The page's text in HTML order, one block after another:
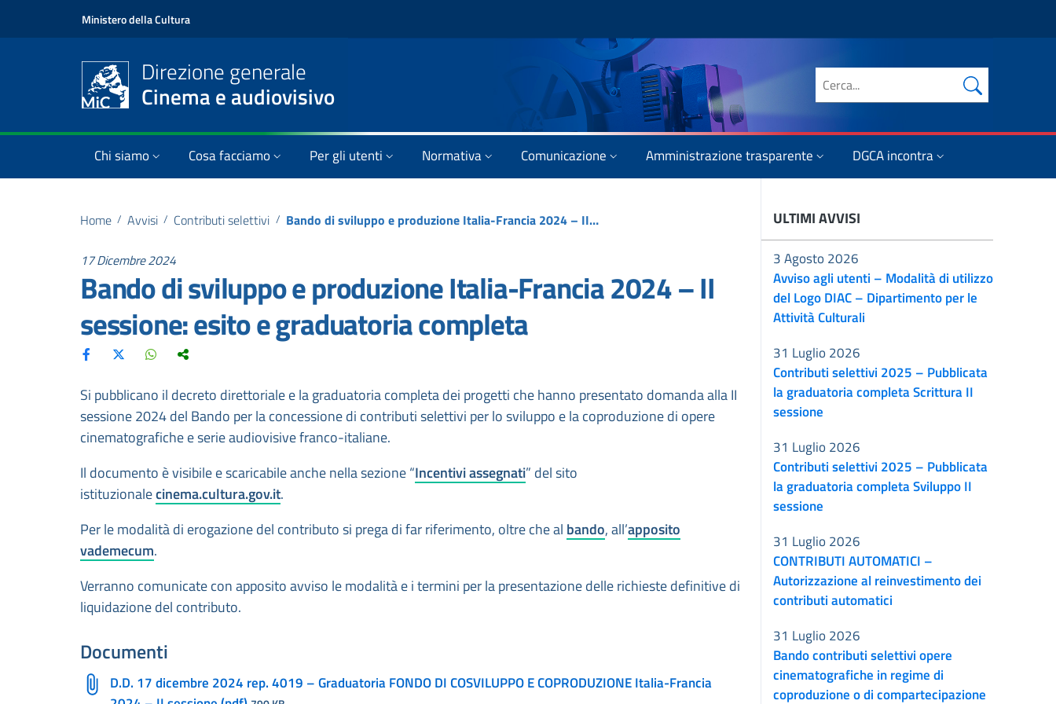
Ministero della Cultura
Direzione generale
Cinema e audiovisivo Cerca nel sito
Chi siamo Cosa facciamo Per gli utenti Normativa Comunicazione Amministrazione trasparente DGCA incontra
Home / Avvisi / Contributi selettivi / Bando di sviluppo e produzione Italia-Francia 2024 – II sessione: esito e graduatoria completa
17 Dicembre 2024
Bando di sviluppo e produzione Italia-Francia 2024 – II
sessione: esito e graduatoria completa
Si pubblicano il decreto direttoriale e la graduatoria completa dei progetti che hanno presentato domanda alla II
sessione 2024 del Bando per la concessione di contributi selettivi per lo sviluppo e la coproduzione di opere
cinematografiche e serie audiovisive franco-italiane.
Il documento è visibile e scaricabile anche nella sezione “Incentivi assegnati” del sito
istituzionalecinema.cultura.gov.it.
Per le modalità di erogazione del contributo si prega di far riferimento, oltre che al bando, all’apposito
vademecum.
Verranno comunicate con apposito avviso le modalità e i termini per la presentazione delle richieste definitive di
liquidazione del contributo.
Documenti
D.D. 17 dicembre 2024 rep. 4019 – Graduatoria FONDO DI COSVILUPPO E COPRODUZIONE Italia-Francia
ULTIMI AVVISI
Avviso agli utenti – Modalità di utilizzo
del Logo DIAC – Dipartimento per le
Attività Culturali
3 Agosto 2026
Contributi selettivi 2025 – Pubblicata
la graduatoria completa Scrittura II
sessione
31 Luglio 2026
Contributi selettivi 2025 – Pubblicata
la graduatoria completa Sviluppo II
sessione
31 Luglio 2026
CONTRIBUTI AUTOMATICI –
Autorizzazione al reinvestimento dei
contributi automatici
31 Luglio 2026
Bando contributi selettivi opere
cinematografiche in regime di
coproduzione o di compartecipazione
31 Luglio 2026